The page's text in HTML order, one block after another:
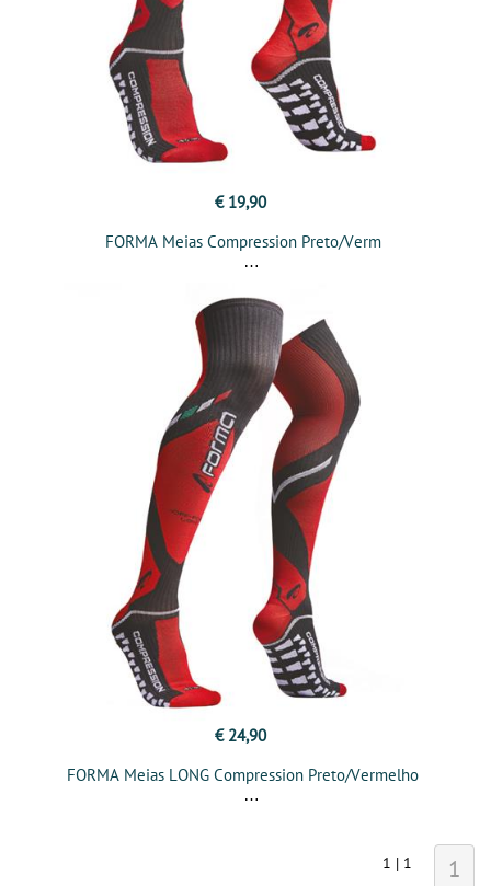
€ 19,90
FORMA Meias Compression Preto/Verm
€ 24,90
FORMA Meias LONG Compression Preto/Vermelho
1 | 1 1